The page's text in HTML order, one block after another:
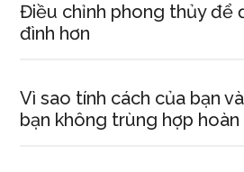
Điều chỉnh phong thủy để
đình hơn
Vì sao tính cách của bạn
bạn không trùng hợp